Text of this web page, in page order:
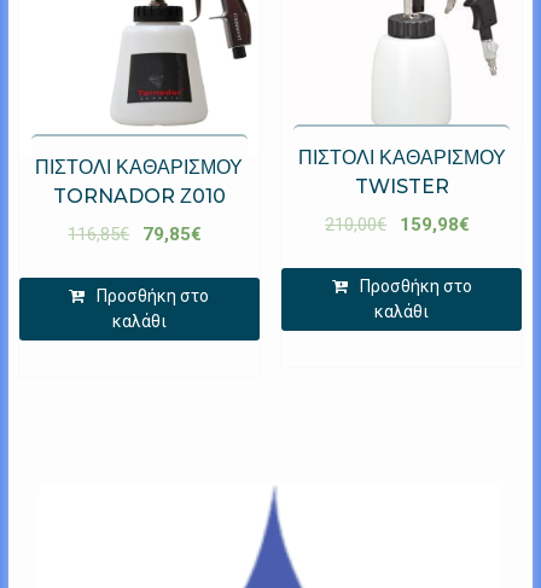
ΠΙΣΤΟΛΙ ΚΑΘΑΡΙΣΜΟΥ
TORNADOR Ζ010
116,85€ 79,85€
Προσθήκη στο
καλάθι
ΠΙΣΤΟΛΙ ΚΑΘΑΡΙΣΜΟΥ
TWISTER
210,00€ 159,98€
Προσθήκη στο
καλάθι